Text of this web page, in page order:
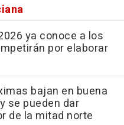
ya conoce a los
por elaborar
bajan en buena
se pueden dar
de la mitad norte